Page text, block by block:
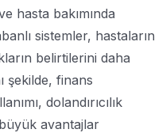
hasta bakımında
sistemler, hastaların
belirtilerini daha
şekilde, finans
dolandırıcılık
avantajlar